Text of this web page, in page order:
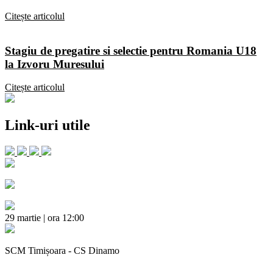
Citește articolul
Stagiu de pregatire si selectie pentru Romania U18
la Izvoru Muresului
Citește articolul
Link-uri utile
29 martie | ora 12:00
SCM Timișoara - CS Dinamo